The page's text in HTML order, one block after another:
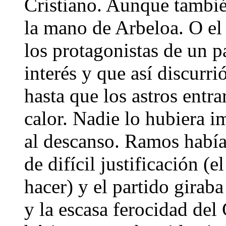
Cristiano. Aunque
la mano de Arbeloa. O
los protagonistas de un
interés y que así
hasta que los astros
calor. Nadie lo hubiera
al descanso. Ramos
de difícil justificación (el
hacer) y el partido
y la escasa ferocidad del